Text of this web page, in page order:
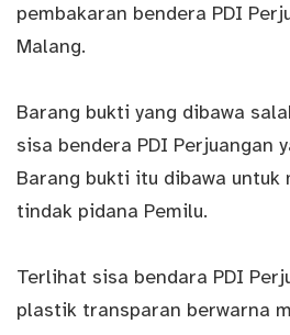
pembakaran bendera PDI
Malang.
Barang bukti yang dibawa
sisa bendera PDI Perjuangan
Barang bukti itu dibawa untuk
tindak pidana Pemilu.
Terlihat sisa bendara PDI
plastik transparan berwarna